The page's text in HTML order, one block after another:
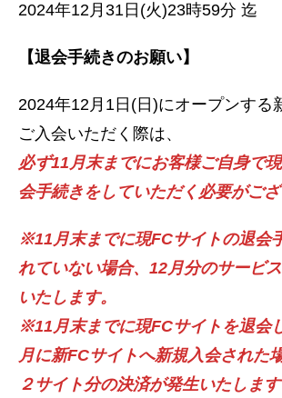
2024年12月31日(火)23時59分 迄
【退会手続きのお願い】
2024年12月1日(日)にオープンする
ご入会いただく際は、
必ず11月末までにお客様ご自身で
会手続きをしていただく必要がござ
※11月末までに現FCサイトの退会
れていない場合、12月分のサービ
いたします。
※11月末までに現FCサイトを退会
月に新FCサイトへ新規入会された
２サイト分の決済が発生いたしま